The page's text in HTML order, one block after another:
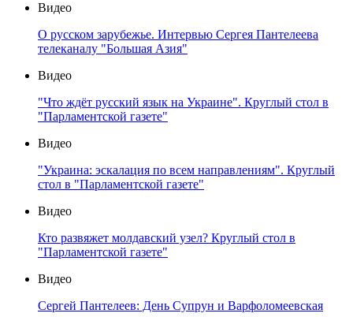
Видео
О русском зарубежье. Интервью Сергея Пантелеева
телеканалу "Большая Азия"
Видео
"Что ждёт русский язык на Украине". Круглый стол в
"Парламентской газете"
Видео
"Украина: эскалация по всем направлениям". Круглый
стол в "Парламентской газете"
Видео
Кто развяжет молдавский узел? Круглый стол в
"Парламентской газете"
Видео
Сергей Пантелеев: День Супрун и Варфоломеевская